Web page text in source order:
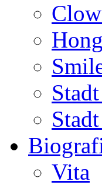
Vita